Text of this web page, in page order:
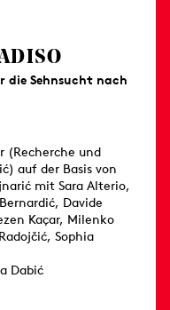
die Sehnsucht nach
(Recherche und
auf der Basis von
mit Sara Alterio,
Davide
Kaçar, Milenko
Sophia
Dabić